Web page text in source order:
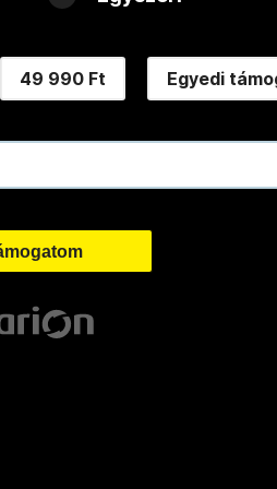
49 990 Ft Egyedi